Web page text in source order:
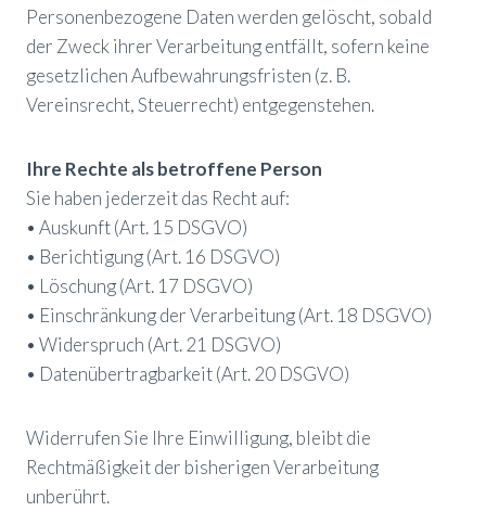
Personenbezogene Daten werden gelöscht, sobald
der Zweck ihrer Verarbeitung entfällt, sofern keine
gesetzlichen Aufbewahrungsfristen (z. B.
Vereinsrecht, Steuerrecht) entgegenstehen.
Ihre Rechte als betroffene Person
Sie haben jederzeit das Recht auf:
• Auskunft (Art. 15 DSGVO)
• Berichtigung (Art. 16 DSGVO)
• Löschung (Art. 17 DSGVO)
• Einschränkung der Verarbeitung (Art. 18 DSGVO)
• Widerspruch (Art. 21 DSGVO)
• Datenübertragbarkeit (Art. 20 DSGVO)
Widerrufen Sie Ihre Einwilligung, bleibt die
Rechtmäßigkeit der bisherigen Verarbeitung
unberührt.